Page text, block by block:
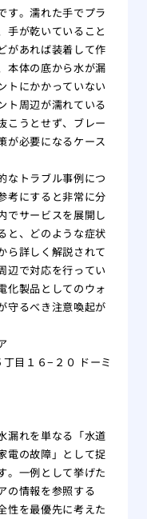
す。濡れた手でプラ
手が乾いていること
があれば装着して作
本体の底から水が漏
トにかかっていない
ト周辺が濡れている
こうとせず、ブレー
が必要になるケース
なトラブル事例につ
考にすると非常に分
でサービスを展開し
と、どのような症状
ら詳しく解説されて
辺で対応を行ってい
化製品としてのウォ
守るべき注意喚起が
目１６−２０ ドーミ
漏れを単なる「水道
電の故障」として捉
。一例として挙げた
の情報を参照する
性を最優先に考えた